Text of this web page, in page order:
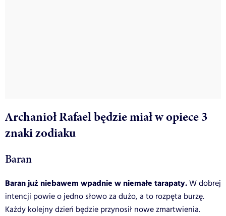
Archanioł Rafael będzie miał w opiece 3
znaki zodiaku
Baran
Baran już niebawem wpadnie w niemałe tarapaty.W dobrej
intencji powie o jedno słowo za dużo, a to rozpęta burzę.
Każdy kolejny dzień będzie przynosił nowe zmartwienia.